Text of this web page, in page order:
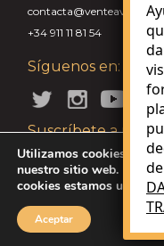
+34 911 11 81 54
Síguenos en:
Suscríbete a
© 2026 Vente a
Utilizamos cookies para
nuestro sitio web. Puede
cookies estamos
Aceptar